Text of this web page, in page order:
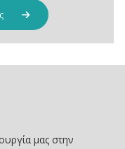
μας στην